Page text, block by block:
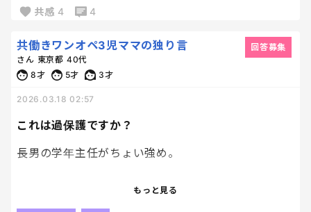
共感 4 4
これは過保護ですか？
共働きワンオペ3児ママの独り言
さん 東京都 40代
回答募集
8才 5才 3才
2026.03.18 02:57
長男の学年主任がちょい強め。
遅刻をしたんだけど「ルール守れや」って叱責され
もっと見る